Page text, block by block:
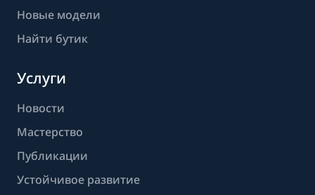
Новые модели
Найти бутик
Услуги
Новости
Мастерство
Публикации
Устойчивое развитие